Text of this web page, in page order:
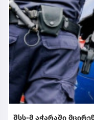
შსს-მ აჭარაში